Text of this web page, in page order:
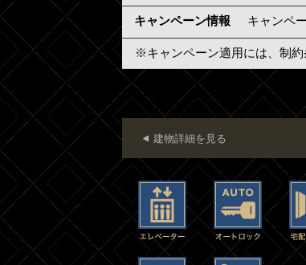
キャンペーン情報 キャンペ
※キャンペーン適用には、制
建物詳細を見る